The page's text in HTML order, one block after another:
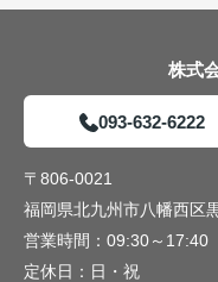
株式
093-632-6222
〒806-0021
福岡県北九州市八幡西区
営業時間： 09:30～17:40
定休日： 日・祝